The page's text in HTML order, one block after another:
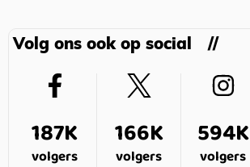
Volg ons ook op social
187K
volgers
166K
volgers
594K
volgers